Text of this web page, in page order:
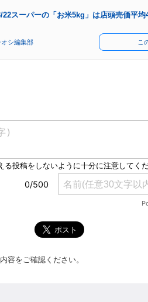
22スーパーの「お米5kg」は店頭売価平均
オシ編集部 こ
容をご確認ください。